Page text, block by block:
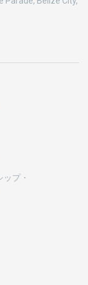
ップ・